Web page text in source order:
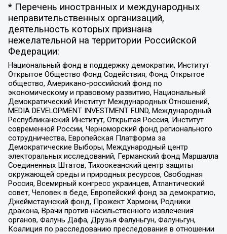
* Перечень иностранных и международных
неправительственных организаций,
деятельность которых признана
нежелательной на территории Российской
Федерации:
Национальный фонд в поддержку демократии, Институт
Открытое Общество Фонд Содействия, Фонд Открытое
общество, Американо-российский фонд по
экономическому и правовому развитию, Национальный
Демократический Институт Международных Отношений,
MEDIA DEVELOPMENT INVESTMENT FUND, Международный
Республиканский Институт, Открытая Россия, Институт
современной России, Черноморский фонд регионального
сотрудничества, Европейская Платформа за
Демократические Выборы, Международный центр
электоральных исследований, Германский фонд Маршалла
Соединенных Штатов, Тихоокеанский центр защиты
окружающей среды и природных ресурсов, Свободная
Россия, Всемирный конгресс украинцев, Атлантический
совет, Человек в беде, Европейский фонд за демократию,
Джеймстаунский фонд, Прожект Хармони, Родники
дракона, Врачи против насильственного извлечения
органов, Фалунь Дафа, Друзья Фалуньгун, Фалуньгун,
Коалиция по расследованию преследования в отношении